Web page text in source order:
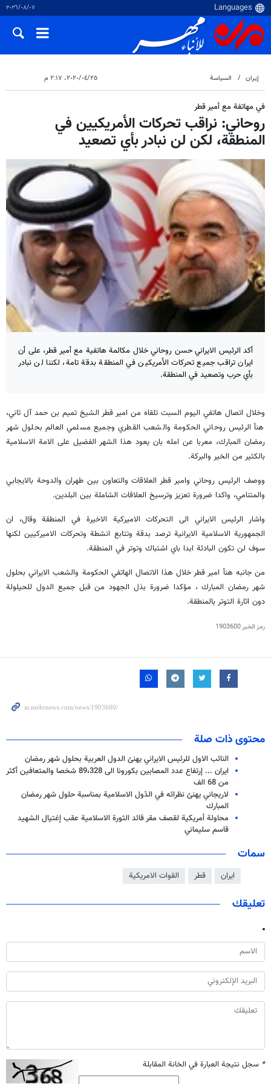
٠٧‏/٠٨‏/٢٠٢٦
إيران السياسة ٢٥‏/٠٤‏/٢٠٢٠، ٢:١٧ م
في مهاتفة مع أمير قطر
روحاني: نراقب تحركات الأمريكيين في
المنطقة، لكن لن نبادر بأي تصعيد
أكد الرئيس الايراني حسن روحاني خلال مكالمة هاتفية مع أمير قطر، على أن
ايران تراقب جميع تحركات الأمريكين في المنطقة بدقة تامة، لكننا لن نبادر
بأي حرب وتصعيد في المنطقة.
وخلال اتصال هاتفي اليوم السبت تلقاه من امير قطر الشيخ تميم بن حمد آل ثاني،
هنأ الرئيس روحاني الحكومة والشعب القطري وجميع مسلمي العالم بحلول شهر
رمضان المبارك، معربا عن امله بان يعود هذا الشهر الفضيل على الامة الاسلامية
بالكثير من الخير والبركة.
ووصف الرئيس روحاني وامير قطر العلاقات والتعاون بين طهران والدوحة بالايجابي
والمتنامي، واكدا ضرورة تعزيز وترسيخ العلاقات الشاملة بين البلدين.
واشار الرئيس الايراني الى التحركات الاميركية الاخيرة في المنطقة وقال، ان
الجمهورية الاسلامية الايرانية ترصد بدقة وتتابع انشطة وتحركات الاميركيين لكنها
سوف لن تكون البادئة ابدا باي اشتباك وتوتر في المنطقة.
من جانبه هنأ امير قطر خلال هذا الاتصال الهاتفي الحكومة والشعب الايراني بحلول
شهر رمضان المبارك ، مؤكدا ضرورة بذل الجهود من قبل جميع الدول للحيلولة
دون اثارة التوتر بالمنطقة.
رمز الخبر1903600
محتوى ذات صلة
النائب الاول للرئيس الايراني يهنئ الدول العربية بحلول شهر رمضان
ايران ... إرتفاع عدد المصابين بكورونا الى 89،328 شخصا والمتعافين أكثر
من 68 الف
لاريجاني يهنئ نظرائه في الدّول الاسلامية بمناسبة حلول شهر رمضان
المبارك
محاولة أمريكية لقصف مقر قائد الثورة الاسلامية عقب إغتيال الشهيد
قاسم سليماني
سمات
ايران قطر القوات الامريكية
تعليقك
* سجل نتيجة العبارة في الخانة المقابلة